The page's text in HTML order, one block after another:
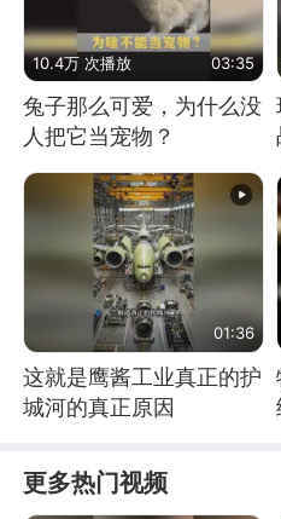
10.4万 次播放 03:35
兔子那么可爱，为什么没
人把它当宠物？
01:36
这就是鹰酱工业真正的护
城河的真正原因
更多热门视频